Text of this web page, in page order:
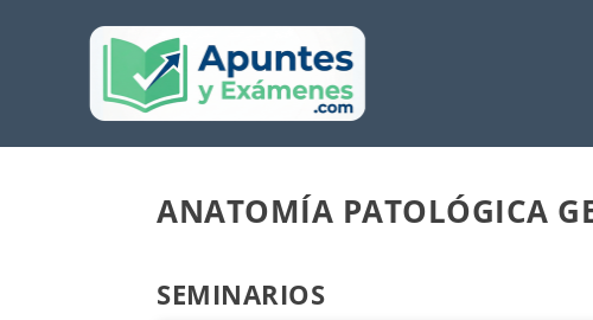
ANATOMÍA PATOLÓGICA
SEMINARIOS